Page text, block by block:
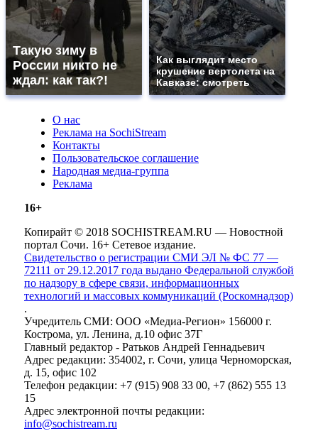
Такую зиму в
России никто не
ждал: как так?!
Как выглядит место
крушение вертолета на
Кавказе: смотреть
О нас
Реклама на SochiStream
Контакты
Пользовательское соглашение
Народная медиа-группа
Реклама
16+
Копирайт © 2018 SOCHISTREAM.RU — Новостной
портал Сочи. 16+ Сетевое издание.
Свидетельство о регистрации СМИ ЭЛ № ФС 77 —
72111 от 29.12.2017 года выдано Федеральной службой
по надзору в сфере связи, информационных
технологий и массовых коммуникаций (Роскомнадзор)
.
Учредитель СМИ: ООО «Медиа-Регион» 156000 г.
Кострома, ул. Ленина, д.10 офис 37Г
Главный редактор - Ратьков Андрей Геннадьевич
Адрес редакции: 354002, г. Сочи, улица Черноморская,
д. 15, офис 102
Телефон редакции: +7 (915) 908 33 00, +7 (862) 555 13
15
Адрес электронной почты редакции:
info@sochistream.ru